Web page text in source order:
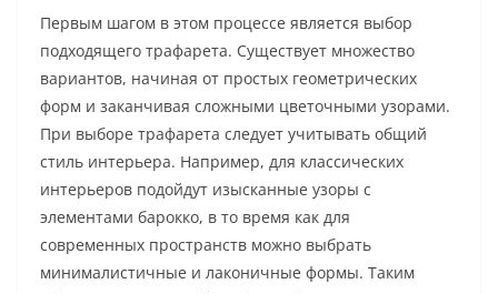
Первым шагом в этом процессе является выбор
подходящего трафарета. Существует множество
вариантов, начиная от простых геометрических
форм и заканчивая сложными цветочными узорами.
При выборе трафарета следует учитывать общий
стиль интерьера. Например, для классических
интерьеров подойдут изысканные узоры с
элементами барокко, в то время как для
современных пространств можно выбрать
минималистичные и лаконичные формы. Таким